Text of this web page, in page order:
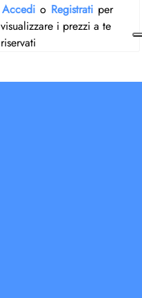
Accedi o Registrati per
visualizzare i prezzi a te
riservati